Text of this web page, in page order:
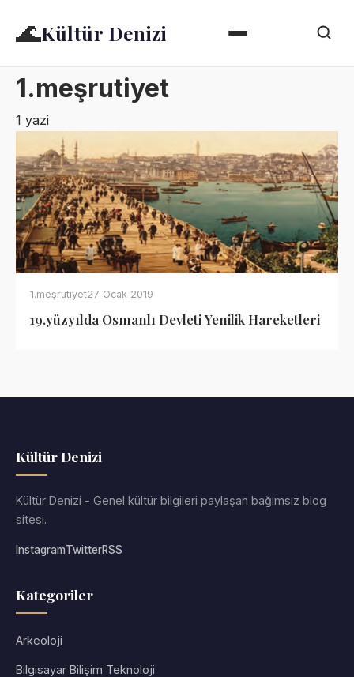
🌊Kültür Denizi
1.meşrutiyet
1 yazi
1.meşrutiyet27 Ocak 2019
19.yüzyılda Osmanlı Devleti Yenilik Hareketleri
Kültür Denizi
Kültür Denizi - Genel kültür bilgileri paylaşan bağımsız blog
sitesi.
InstagramTwitterRSS
Kategoriler
Arkeoloji
Bilgisayar Bilişim Teknoloji